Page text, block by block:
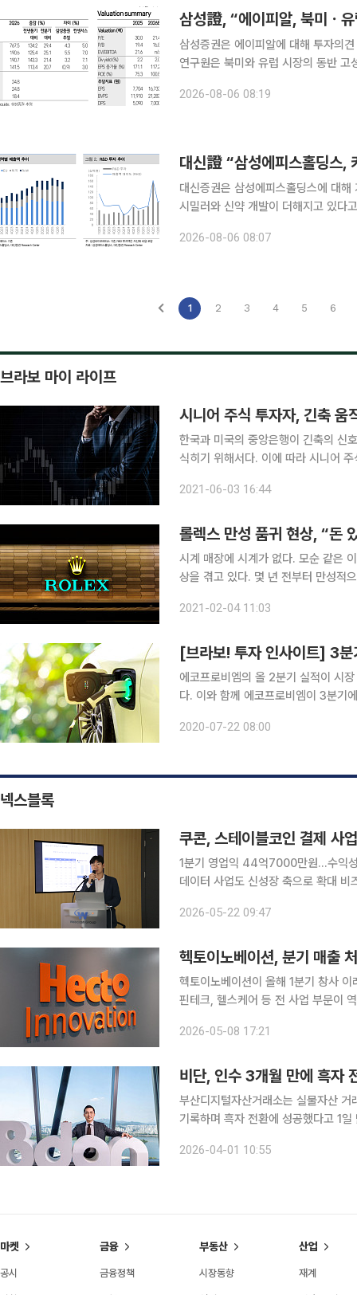
삼성證, “에이피알, 북미ㆍ
삼성증권은 에이피알에 대해 투자의견 '매수와
연구원은 북미와 유럽 시장의 동반
가한 7675억원, 영업이익은
2026-08-06 08:19
대신증권은 삼성에피스홀딩스에 대
시밀러와 신약 개발이 더해지고 있다
이어지고 있다”며 “항체약물접합체
2026-08-06 08:07
1 2 3 4 5 6
브라보 마이 라이프
시니어 주식 투자자, 긴축 움
한국과 미국의 중앙은행이 긴축의 신
식히기 위해서다. 이에 따라 시니어
와 상장지수펀드(ETF)를 매각하기로
2021-06-03 16:44
롤렉스 만성 품귀 현상, “돈
시계 매장에 시계가 없다. 모순 같은
상을 겪고 있다. 몇 년 전부터 만성적으로 지속된 현상이나, 롤렉스가 2018년에 ‘웨이팅 제도’를 폐
고를 확인하거나, 직접 갔을 때 물건
2021-02-04 11:03
[브라보! 투자 인사이트] 3
에코프로비엠의 올 2분기 실적이 시
다. 이와 함께 에코프로비엠이 3분기
로비엠은 올 2분기 매출액이 전년 동
2020-07-22 08:00
넥스블록
1분기 영업익 44억7000만원…수익
데이터 사업도 신성장 축으로 확대 비즈니스 데이터 플랫폼 기업 쿠콘이 글로벌 결제와 스테이블코
경영 실적과 하반기 사업 전략을 공개
2026-05-22 09:47
헥토이노베이션, 분기 매출
헥토이노베이션이 올해 1분기 창사
핀테크, 헬스케어 등 전 사업 부문이
1123억 원, 영업이익 146억 원을 기
2026-05-08 17:21
비단, 인수 3개월 만에 흑자
부산디지털자산거래소는 실물자산
기록하며 흑자 전환에 성공했다고 1일 밝혔다. 비단은 한국금거래소디지털에셋
48억9000만원의 영업손실을 기록
2026-04-01 10:55
마켓
공시
금융
금융정책
부동산
시장동향
산업
재계